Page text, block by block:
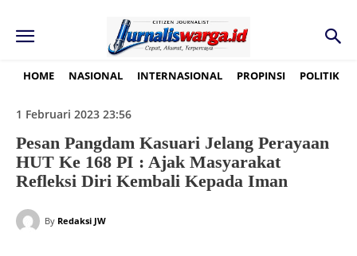
HOME NASIONAL INTERNASIONAL PROPINSI POLITIK
1 Februari 2023 23:56
Pesan Pangdam Kasuari Jelang Perayaan
HUT Ke 168 PI : Ajak Masyarakat
Refleksi Diri Kembali Kepada Iman
By Redaksi JW